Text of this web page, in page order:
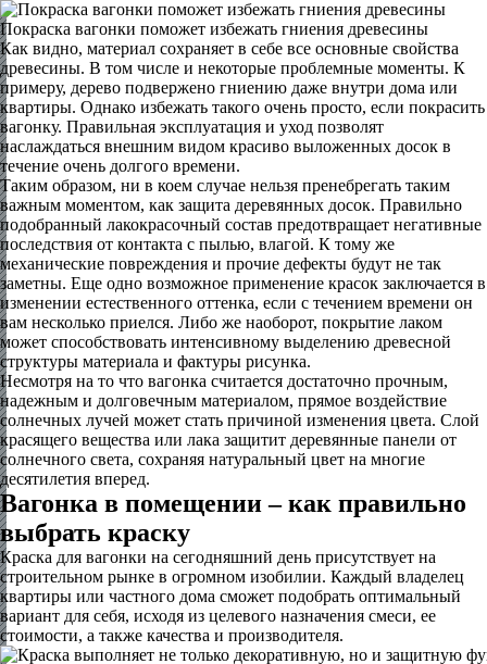
Покраска вагонки поможет избежать гниения древесины
Как видно, материал сохраняет в себе все основные свойства
древесины. В том числе и некоторые проблемные моменты. К
примеру, дерево подвержено гниению даже внутри дома или
квартиры. Однако избежать такого очень просто, если покрасить
вагонку. Правильная эксплуатация и уход позволят
наслаждаться внешним видом красиво выложенных досок в
течение очень долгого времени.
Таким образом, ни в коем случае нельзя пренебрегать таким
важным моментом, как защита деревянных досок. Правильно
подобранный лакокрасочный состав предотвращает негативные
последствия от контакта с пылью, влагой. К тому же
механические повреждения и прочие дефекты будут не так
заметны. Еще одно возможное применение красок заключается в
изменении естественного оттенка, если с течением времени он
вам несколько приелся. Либо же наоборот, покрытие лаком
может способствовать интенсивному выделению древесной
структуры материала и фактуры рисунка.
Несмотря на то что вагонка считается достаточно прочным,
надежным и долговечным материалом, прямое воздействие
солнечных лучей может стать причиной изменения цвета. Слой
красящего вещества или лака защитит деревянные панели от
солнечного света, сохраняя натуральный цвет на многие
десятилетия вперед.
Вагонка в помещении – как правильно
выбрать краску
Краска для вагонки на сегодняшний день присутствует на
строительном рынке в огромном изобилии. Каждый владелец
квартиры или частного дома сможет подобрать оптимальный
вариант для себя, исходя из целевого назначения смеси, ее
стоимости, а также качества и производителя.